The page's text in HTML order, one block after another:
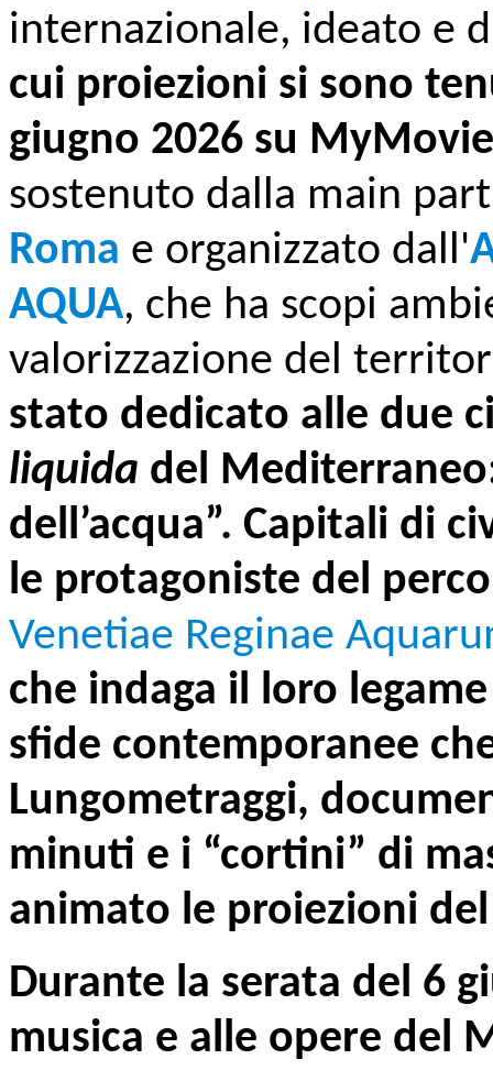
internazionale, ideato e
cui proiezioni si sono
giugno 2026 su
sostenuto dalla main
Roma e organizzato dall'
AQUA, che ha scopi
valorizzazione del
stato dedicato alle due
liquida del
dell’acqua”. Capitali di
le protagoniste del
Venetiae Reginae
che indaga il loro
sfide contemporanee
Lungometraggi,
minuti e i “cortini” di
animato le proiezioni
Durante la serata del 6
musica e alle opere del